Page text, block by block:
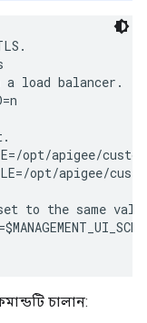
a load balancer.
opt/apigee/
opt/apigee/
to the same
চালান: